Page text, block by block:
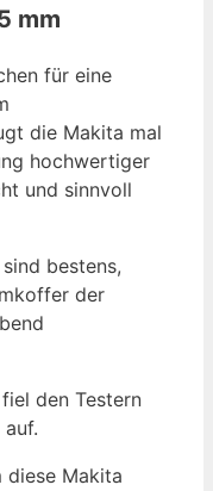
mm
für eine
die Makita mal
hochwertiger
und sinnvoll
bestens,
der
den Testern
diese Makita